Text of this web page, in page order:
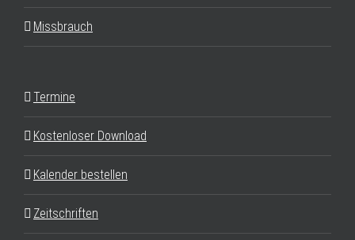
Missbrauch
Termine
Kostenloser Download
Kalender bestellen
Zeitschriften